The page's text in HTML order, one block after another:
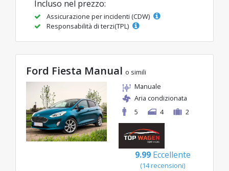
Incluso nel prezzo:
Assicurazione per incidenti (CDW)
Responsabilità di terzi(TPL)
Ford Fiesta Manual o simili
Manuale
Aria condizionata
5
4 2
9.99 Eccellente
(14 recensioni)